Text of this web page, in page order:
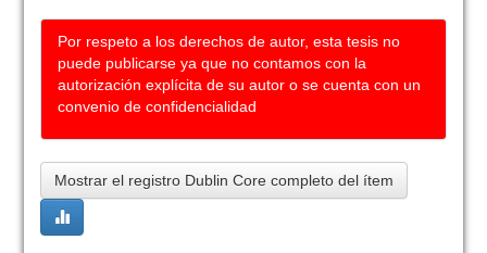
Por respeto a los derechos de autor, esta tesis no
puede publicarse ya que no contamos con la
autorización explícita de su autor o se cuenta con un
convenio de confidencialidad
Mostrar el registro Dublin Core completo del ítem